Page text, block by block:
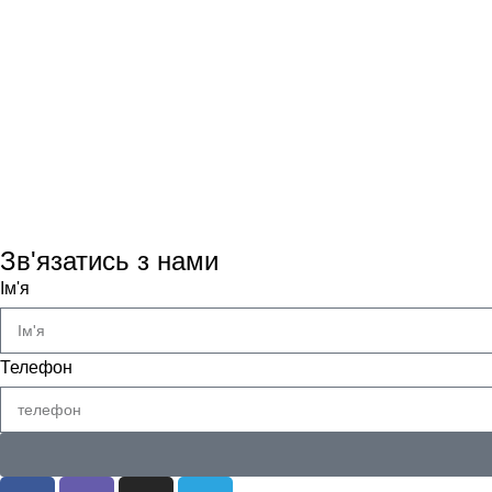
Зв'язатись з нами
Ім'я
Телефон